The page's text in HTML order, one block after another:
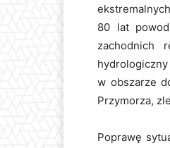
80 lat
zachodnich
w obszarze
Przymorza,
Poprawę